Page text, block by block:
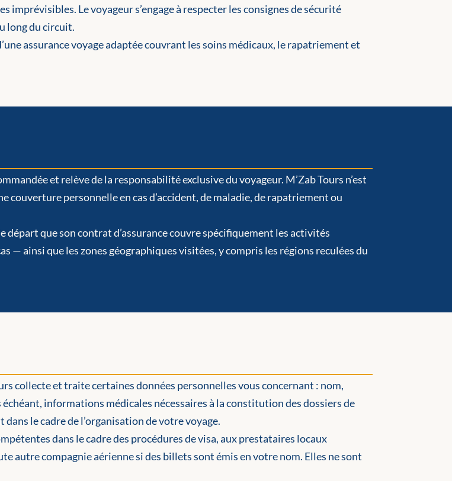
Le voyageur s’engage à respecter les consignes de sécurité
long du circuit.
assurance voyage adaptée couvrant les soins médicaux, le rapatriement et
et relève de la responsabilité exclusive du voyageur. M’Zab Tours n’est
couverture personnelle en cas d’accident, de maladie, de rapatriement ou
que son contrat d’assurance couvre spécifiquement les activités
— ainsi que les zones géographiques visitées, y compris les régions reculées du
collecte et traite certaines données personnelles vous concernant : nom,
informations médicales nécessaires à la constitution des dossiers de
le cadre de l’organisation de votre voyage.
dans le cadre des procédures de visa, aux prestataires locaux
autre compagnie aérienne si des billets sont émis en votre nom. Elles ne sont